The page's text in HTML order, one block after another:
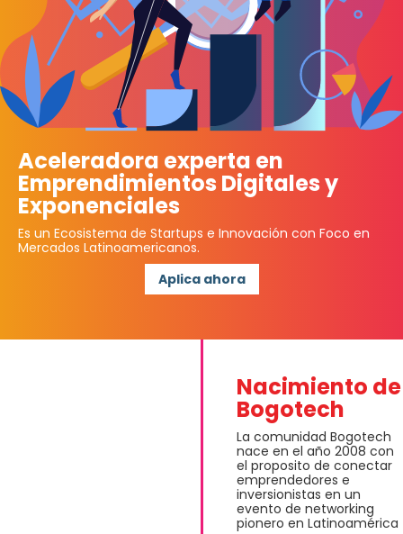
Aceleradora experta en
Emprendimientos Digitales y
Exponenciales
Es un Ecosistema de Startups e Innovación con Foco en
Mercados Latinoamericanos.
Aplica ahora
Nacimiento de
Bogotech
La comunidad Bogotech
nace en el año 2008 con
el proposito de conectar
emprendedores e
inversionistas en un
evento de networking
pionero en Latinoamérica